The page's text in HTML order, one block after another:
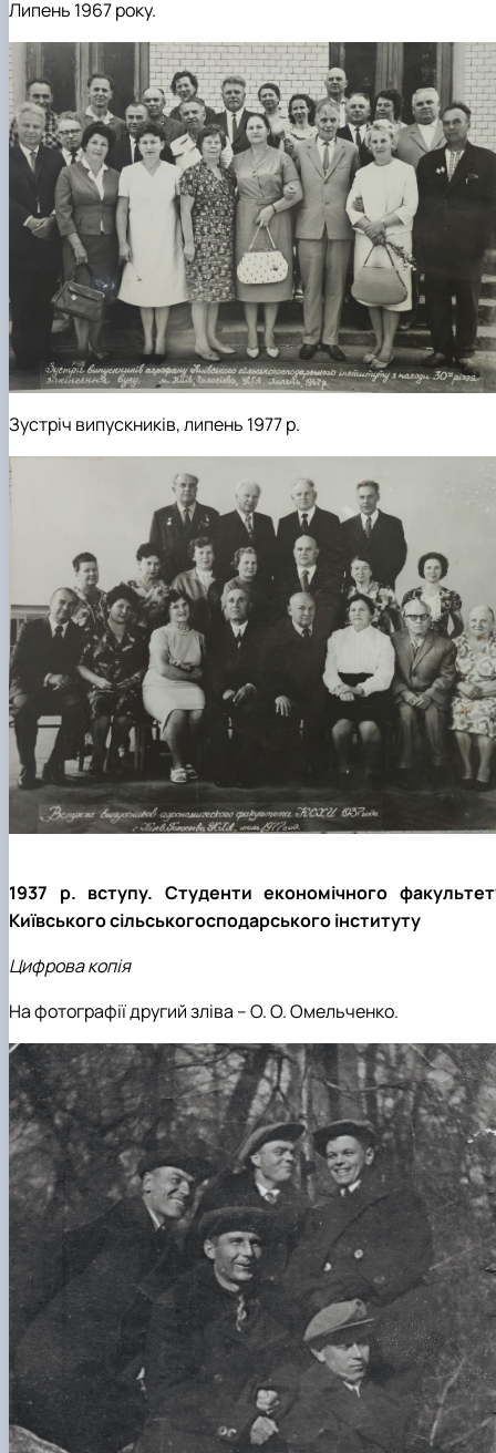
Липень 1967 року.
Зустріч випускників, липень 1977 р.
1937 р. вступу. Студенти економічного
Київського сільськогосподарського інституту
Цифрова копія
На фотографії другий зліва – О. О. Омельченко.